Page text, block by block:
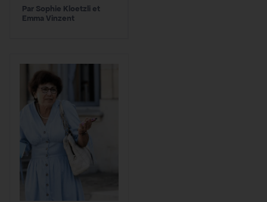
désastre
écologique
Sophie Kloetzli et
Emma Vinzent